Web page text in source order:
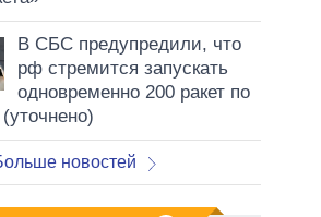
В СБС предупредили, что
рф стремится запускать
одновременно 200 ракет по
новостей